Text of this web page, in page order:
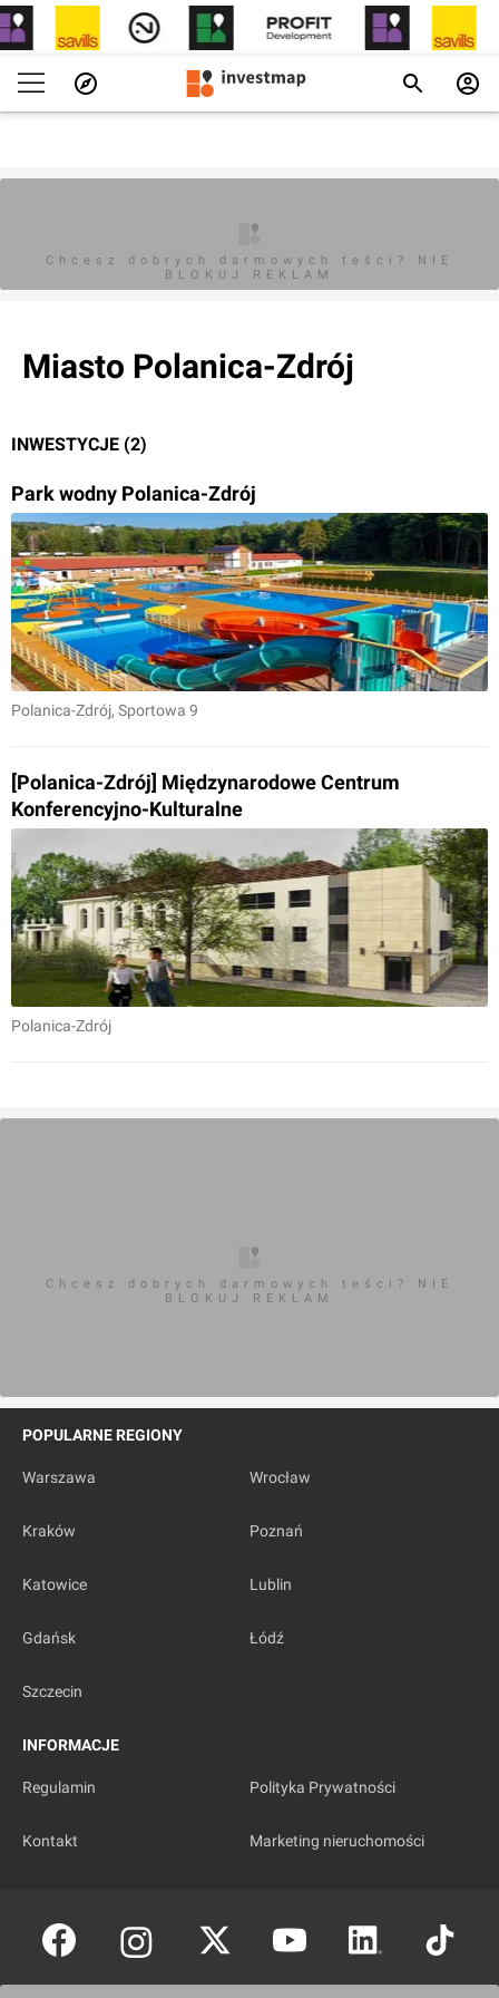
Chcesz dobrych darmowych teści? NIE
BLOKUJ REKLAM
Miasto Polanica-Zdrój
INWESTYCJE (2)
Park wodny Polanica-Zdrój
Polanica-Zdrój, Sportowa 9
[Polanica-Zdrój] Międzynarodowe Centrum
Konferencyjno-Kulturalne
Polanica-Zdrój
Chcesz dobrych darmowych teści? NIE
BLOKUJ REKLAM
POPULARNE REGIONY
Warszawa Wrocław
Kraków Poznań
Katowice Lublin
Gdańsk Łódź
Szczecin
INFORMACJE
Regulamin Polityka Prywatności
Kontakt Marketing nieruchomości